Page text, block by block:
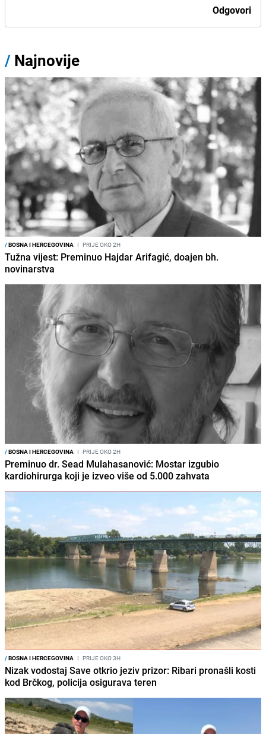
Odgovori
/ Najnovije
/BOSNA I HERCEGOVINA I PRIJE OKO 2H
Tužna vijest: Preminuo Hajdar Arifagić, doajen bh.
novinarstva
/BOSNA I HERCEGOVINA I PRIJE OKO 2H
Preminuo dr. Sead Mulahasanović: Mostar izgubio
kardiohirurga koji je izveo više od 5.000 zahvata
/BOSNA I HERCEGOVINA I PRIJE OKO 3H
Nizak vodostaj Save otkrio jeziv prizor: Ribari pronašli kosti
kod Brčkog, policija osigurava teren